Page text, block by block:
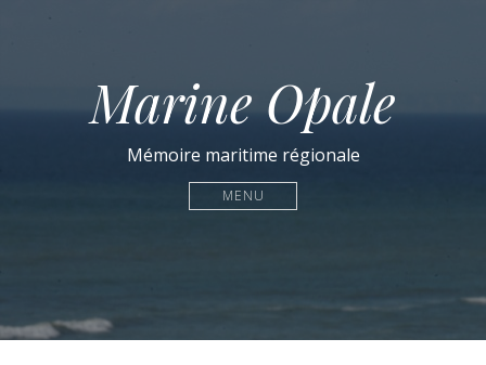
Marine Opale
Mémoire maritime régionale
MENU